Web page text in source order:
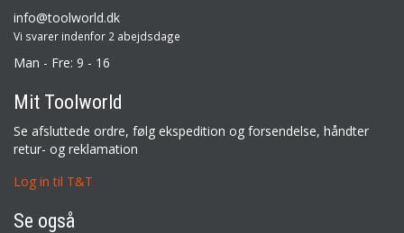
info@toolworld.dk
Vi svarer indenfor 2 abejdsdage
Man - Fre: 9 - 16
Mit Toolworld
Se afsluttede ordre, følg ekspedition og forsendelse, håndter
retur- og reklamation
Log in til T&T
Se også